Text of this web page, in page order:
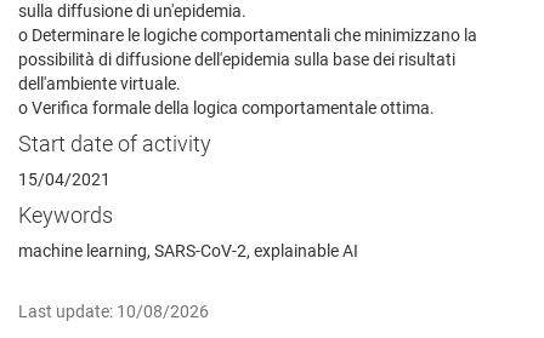
sulla diffusione di un'epidemia.
o Determinare le logiche comportamentali che minimizzano la
possibilità di diffusione dell'epidemia sulla base dei risultati
dell'ambiente virtuale.
o Verifica formale della logica comportamentale ottima.
Start date of activity
15/04/2021
Keywords
machine learning, SARS-CoV-2, explainable AI
Last update: 10/08/2026